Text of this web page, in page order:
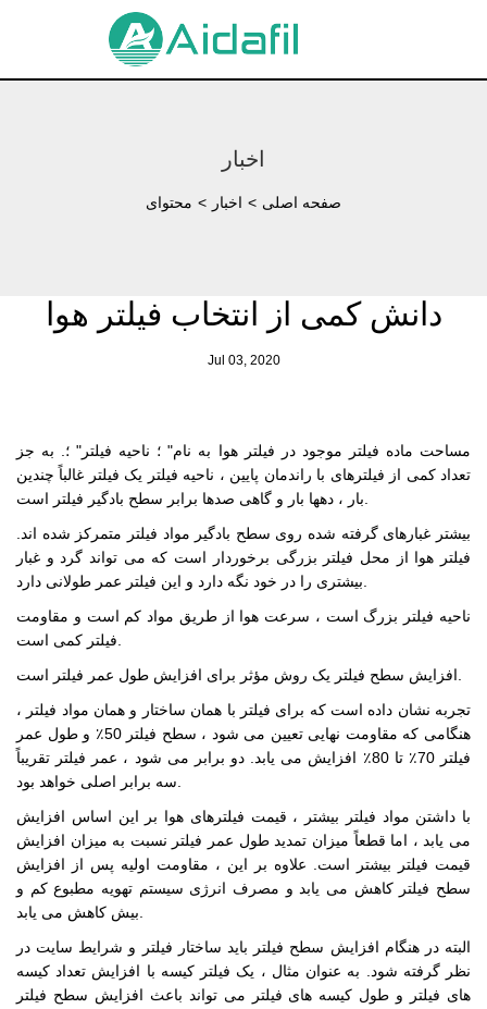
اخبار
صفحه اصلی > اخبار > محتوای
دانش کمی از انتخاب فیلتر هوا
Jul 03, 2020
مساحت ماده فیلتر موجود در فیلتر هوا به نام" ؛ ناحیه فیلتر" ؛. به جز
تعداد کمی از فیلترهای با راندمان پایین ، ناحیه فیلتر یک فیلتر غالباً چندین
بیشتر غبارهای گرفته شده روی سطح بادگیر مواد فیلتر متمرکز شده اند.
فیلتر هوا از محل فیلتر بزرگی برخوردار است که می تواند گرد و غبار
ناحیه فیلتر بزرگ است ، سرعت هوا از طریق مواد کم است و مقاومت
تجربه نشان داده است که برای فیلتر با همان ساختار و همان مواد فیلتر ،
هنگامی که مقاومت نهایی تعیین می شود ، سطح فیلتر 50٪ و طول عمر
فیلتر 70٪ تا 80٪ افزایش می یابد. دو برابر می شود ، عمر فیلتر تقریباً
با داشتن مواد فیلتر بیشتر ، قیمت فیلترهای هوا بر این اساس افزایش
می یابد ، اما قطعاً میزان تمدید طول عمر فیلتر نسبت به میزان افزایش
قیمت فیلتر بیشتر است. علاوه بر این ، مقاومت اولیه پس از افزایش
سطح فیلتر کاهش می یابد و مصرف انرژی سیستم تهویه مطبوع کم و
البته در هنگام افزایش سطح فیلتر باید ساختار فیلتر و شرایط سایت در
نظر گرفته شود. به عنوان مثال ، یک فیلتر کیسه با افزایش تعداد کیسه
های فیلتر و طول کیسه های فیلتر می تواند باعث افزایش سطح فیلتر